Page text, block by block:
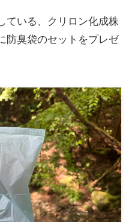
ている、クリロン化成株
防臭袋のセットをプレゼ